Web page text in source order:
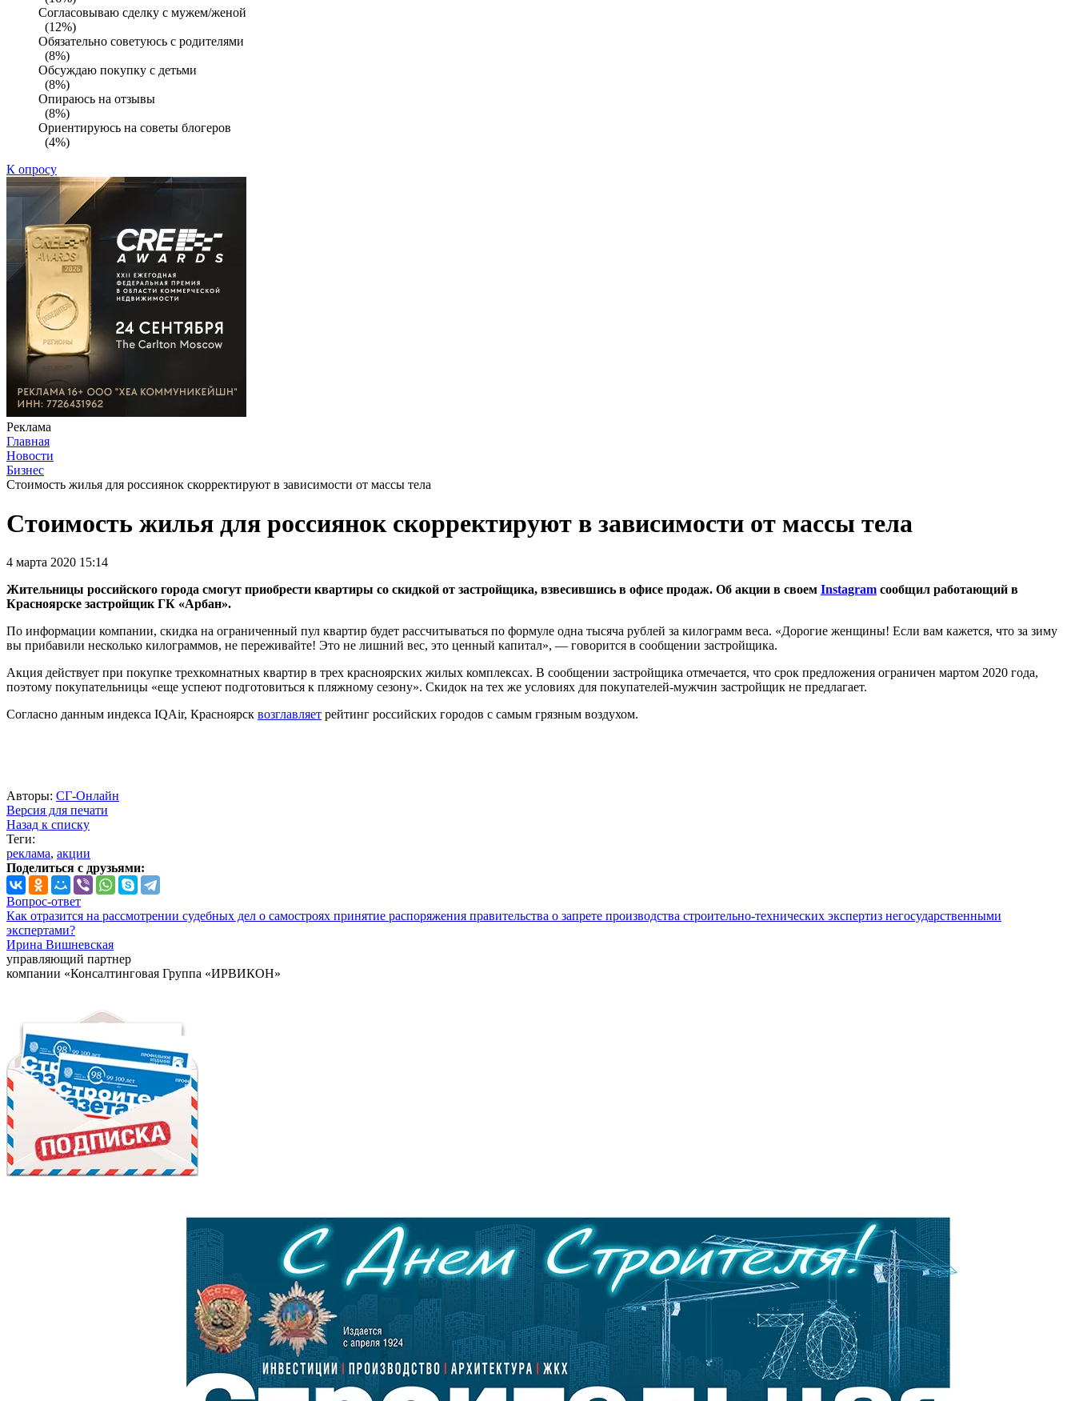
Согласовываю сделку с мужем/женой
(12%)
Обязательно советуюсь с родителями
(8%)
Обсуждаю покупку с детьми
(8%)
Опираюсь на отзывы
(8%)
Ориентируюсь на советы блогеров
(4%)
К опросу
Реклама
Главная
Новости
Бизнес
Стоимость жилья для россиянок скорректируют в зависимости от массы тела
Стоимость жилья для россиянок скорректируют в зависимости от массы тела
4 марта 2020 15:14
Жительницы российского города смогут приобрести квартиры со скидкой от застройщика, взвесившись в офисе продаж. Об акции в своем Instagram сообщил работающий в
Красноярске застройщик ГК «Арбан».
По информации компании, скидка на ограниченный пул квартир будет рассчитываться по формуле одна тысяча рублей за килограмм веса. «Дорогие женщины! Если вам кажется, что за зиму
вы прибавили несколько килограммов, не переживайте! Это не лишний вес, это ценный капитал», — говорится в сообщении застройщика.
Акция действует при покупке трехкомнатных квартир в трех красноярских жилых комплексах. В сообщении застройщика отмечается, что срок предложения ограничен мартом 2020 года,
поэтому покупательницы «еще успеют подготовиться к пляжному сезону». Скидок на тех же условиях для покупателей-мужчин застройщик не предлагает.
Согласно данным индекса IQAir, Красноярск возглавляет рейтинг российских городов с самым грязным воздухом.
Авторы: СГ-Онлайн
Версия для печати
Назад к списку
Теги:
реклама, акции
Поделиться с друзьями:
Вопрос-ответ
Как отразится на рассмотрении судебных дел о самостроях принятие распоряжения правительства о запрете производства строительно-технических экспертиз негосударственными
экспертами?
Ирина Вишневская
управляющий партнер
компании «Консалтинговая Группа «ИРВИКОН»